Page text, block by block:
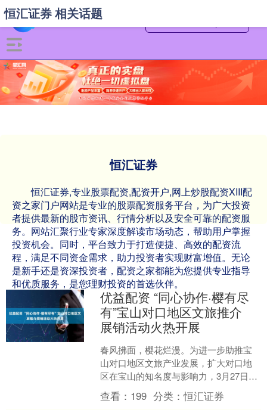
恒汇证券
恒汇证券,专业股票配资,配资开户,网上炒股配资XIII‌配
资之家门户网站是专业的股票配资服务平台，为广大投资
者提供最新的股市资讯、行情分析以及安全可靠的配资服
务。网站汇聚行业专家深度解读市场动态，帮助用户掌握
投资机会。同时，平台致力于打造便捷、高效的配资流
程，满足不同资金需求，助力投资者实现财富增值。无论
是新手还是资深投资者，配资之家都能为您提供专业指导
和优质服务，是您理财投资的首选伙伴。
恒汇证券 相关话题
优益配资 “同心协作·樱有尽
有”宝山对口地区文旅推介
展销活动火热开展
春风拂面，樱花烂漫。为进一步助推宝
山对口地区文旅产业发展，扩大对口地
区在宝山的知名度与影响力，3月27日至
30日，“同心协作.樱有尽有”——宝山对
口地区2026....
查看： 199 分类：恒汇证券